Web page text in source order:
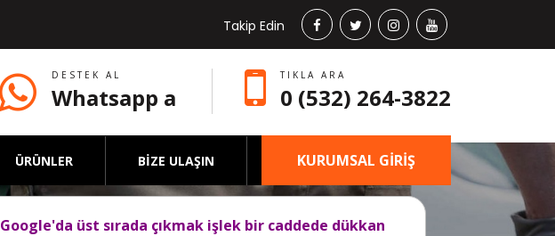
Takip Edin
DESTEK AL
Whatsapp a
TIKLA ARA
0 (532) 264-3822
ÜRÜNLER BİZE ULAŞIN KURUMSAL GİRİŞ
Google'da üst sırada çıkmak işlek bir caddede dükkan